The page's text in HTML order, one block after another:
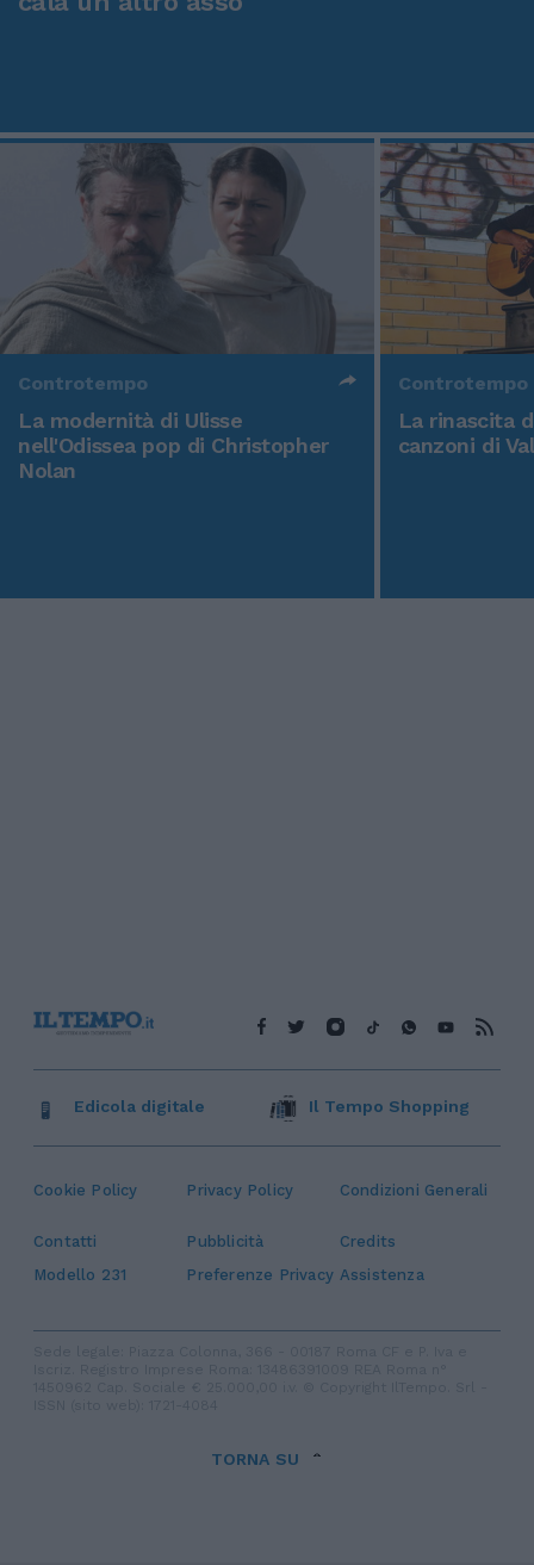
Controtempo
La modernità di Ulisse
nell'Odissea pop di Christopher
Nolan
Controtempo
La rinascita
canzoni di
Cookie Policy Privacy Policy Condizioni Generali
Contatti Pubblicità
Credits
Modello 231
Preferenze Privacy Assistenza
Edicola digitale Il Tempo Shopping
TORNA SU